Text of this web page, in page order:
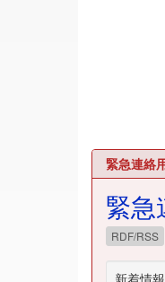
緊急連絡
緊急
RDF/RSS